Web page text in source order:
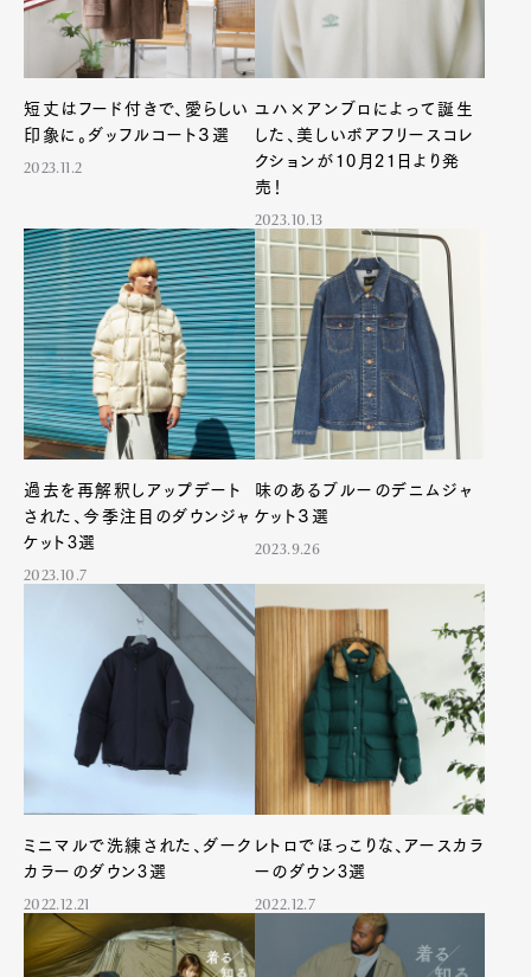
Art&DesignWatch Fashion
Gourmet
ProductCulture Lifestyle
短丈はフード付きで、愛らしい
印象に。ダッフルコート３選
2023.11.2
ユハ×アンブロによって誕生
した、美しいボアフリースコレ
クションが10月21日より発
売！
2023.10.13
過去を再解釈しアップデート
された、今季注目のダウンジャ
ケット3選
2023.10.7
味のあるブルーのデニムジャ
ケット３選
2023.9.26
ミニマルで洗練された、ダーク
カラーのダウン3選
2022.12.21
レトロでほっこりな、アースカラ
ーのダウン3選
2022.12.7